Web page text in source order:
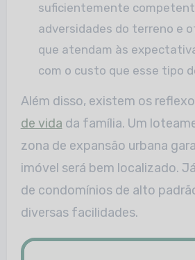
suficientemente
adversidades do terreno e
que atendam às
com o custo que esse tipo
Além disso, existem os
de vida da família. Um
zona de expansão urbana
imóvel será bem localizado.
de condomínios de alto
diversas facilidades.